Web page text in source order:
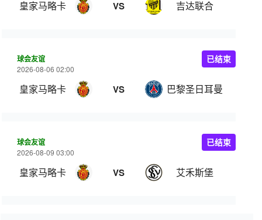
皇家马略卡 VS 吉达联合
球会友谊
2026-08-06 02:00
皇家马略卡 VS 巴黎圣日耳曼
已结束
球会友谊
2026-08-09 03:00
皇家马略卡 VS 艾禾斯堡
已结束